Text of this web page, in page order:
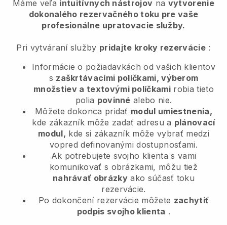
Máme veľa intuitívnych nástrojov na vytvorenie
dokonalého rezervačného toku pre vaše
profesionálne upratovacie služby.
Pri vytváraní služby pridajte kroky rezervácie :
Informácie o požiadavkách od vašich klientov
s zaškrtávacími políčkami, výberom
množstiev a textovými políčkami robia tieto
polia povinné alebo nie.
Môžete dokonca pridať modul umiestnenia,
kde zákazník môže zadať adresu a plánovací
modul, kde si zákazník môže vybrať medzi
vopred definovanými dostupnosťami.
Ak potrebujete svojho klienta s vami
komunikovať s obrázkami, môžu tiež
nahrávať obrázky ako súčasť toku
rezervácie.
Po dokončení rezervácie môžete zachytiť
podpis svojho klienta .